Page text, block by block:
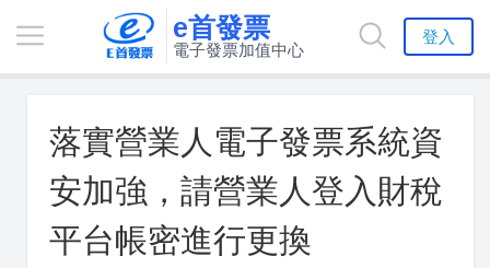
e首發票
電子發票加值中心
登入
落實營業人電子發票系統資
安加強，請營業人登入財稅
平台帳密進行更換